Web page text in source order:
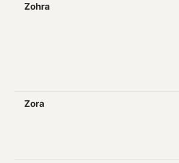
Zohra
Zora